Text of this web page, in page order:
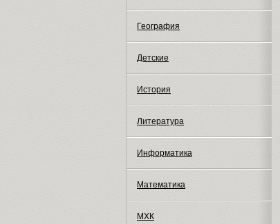
География
Детские
История
Литература
Информатика
Математика
МХК